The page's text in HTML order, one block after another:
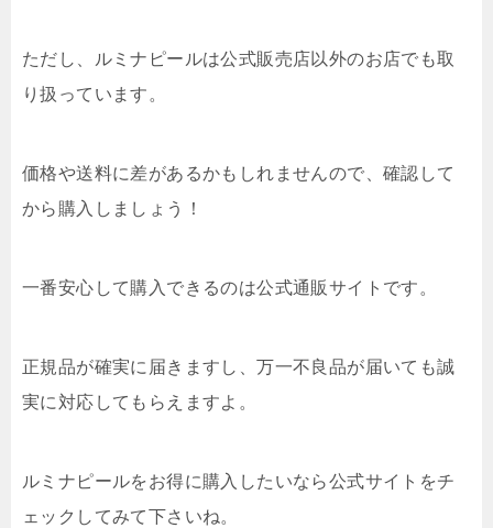
ただし、ルミナピールは公式販売店以外のお店でも取
り扱っています。
価格や送料に差があるかもしれませんので、確認して
から購入しましょう！
一番安心して購入できるのは公式通販サイトです。
正規品が確実に届きますし、万一不良品が届いても誠
実に対応してもらえますよ。
ルミナピールをお得に購入したいなら公式サイトをチ
ェックしてみて下さいね。